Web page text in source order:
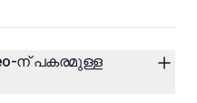
ന് പകരമുള്ള